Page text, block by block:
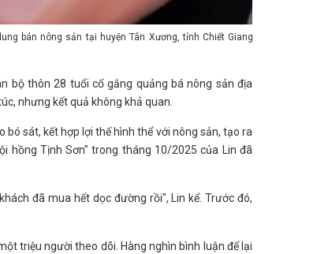
bán nông sản tại huyện Tân Xương, tỉnh Chiết Giang. Ảnh: Southern
bộ thôn 28 tuổi cố gắng quảng bá nông sản địa
nhưng kết quả không khả quan.
bó sát, kết hợp lợi thế hình thể với nông sản, tạo ra
hồng Tịnh Sơn" trong tháng 10/2025 của Lin đã
đã mua hết dọc đường rồi", Lin kể. Trước đó,
triệu người theo dõi. Hàng nghìn bình luận để lại